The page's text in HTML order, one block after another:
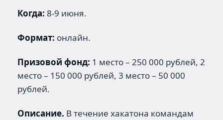
Когда: 8-9 июня.
Формат: онлайн.
Призовой фонд: 1 место – 250 000 рублей, 2
место – 150 000 рублей, 3 место – 50 000
рублей.
Описание. В течение хакатона командам